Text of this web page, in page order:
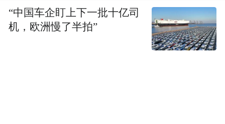
“中国车企盯上下一批十亿司
机，欧洲慢了半拍”